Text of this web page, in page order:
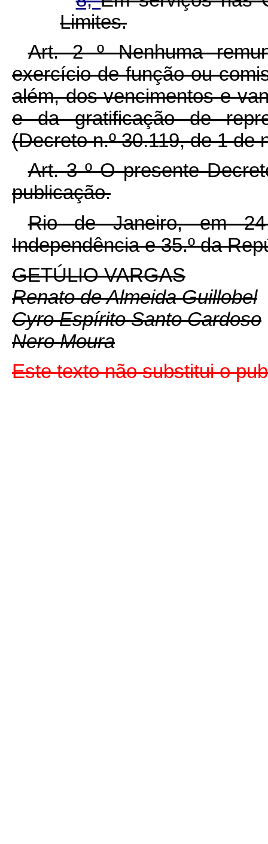
Limites.
Art. 2 º Nenhuma
exercício de função ou
além, dos vencimentos e
e da gratificação de
(Decreto n.º 30.119, de 1 de
Art. 3 º O presente
publicação.
Rio de Janeiro, em
Independência e 35.º da
GETÚLIO VARGAS
Renato de Almeida Guillobel
Cyro Espírito Santo Cardoso
Nero Moura
Este texto não substitui o